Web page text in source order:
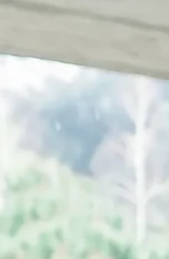
Gráfica
de
Interativos